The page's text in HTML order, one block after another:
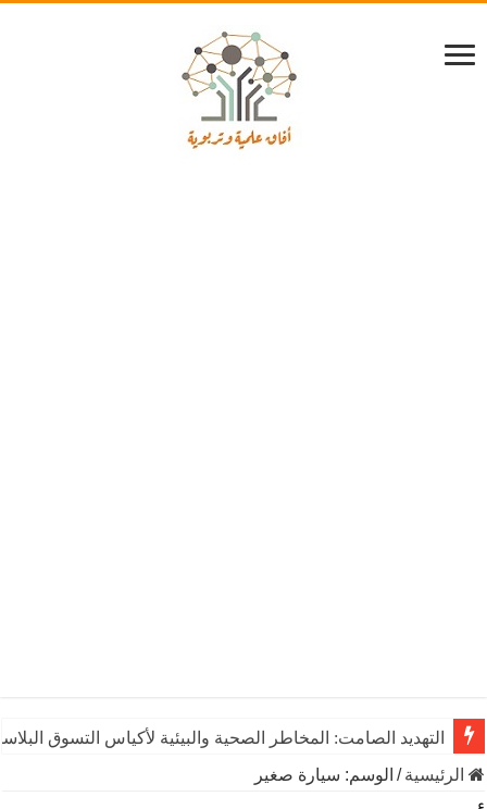
التهديد الصامت: المخاطر الصحية والبيئية لأكياس التسوق
الرئيسية/ الوسم: سيارة صغير